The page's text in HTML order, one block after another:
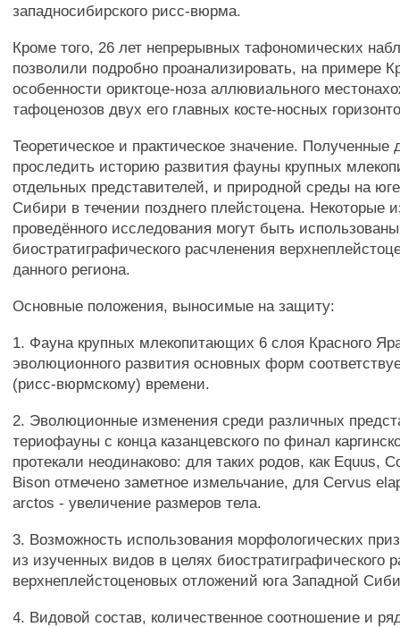
западносибирского рисс-вюрма.
Кроме того, 26 лет непрерывных тафономических
позволили подробно проанализировать, на примере
особенности ориктоце-ноза аллювиального
тафоценозов двух его главных косте-носных
Теоретическое и практическое значение.
проследить историю развития фауны крупных
отдельных представителей, и природной среды на
Сибири в течении позднего плейстоцена. Некоторые
проведённого исследования могут быть
биостратиграфического расчленения
данного региона.
Основные положения, выносимые на защиту:
1. Фауна крупных млекопитающих 6 слоя Красного
эволюционного развития основных форм
(рисс-вюрмскому) времени.
2. Эволюционные изменения среди различных
териофауны с конца казанцевского по финал
протекали неодинаково: для таких родов, как Equus,
Bison отмечено заметное измельчание, для Cervus
arctos - увеличение размеров тела.
3. Возможность использования морфологических
из изученных видов в целях биостратиграфического
верхнеплейстоценовых отложений юга Западной
4. Видовой состав, количественное соотношение и